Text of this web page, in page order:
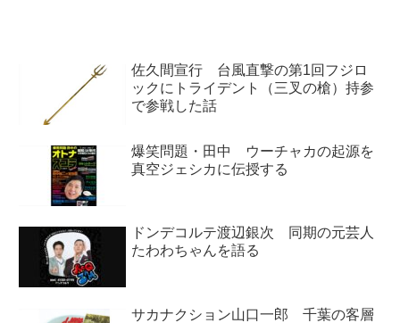
佐久間宣行 台風直撃の第1回フジロ
ックにトライデント（三叉の槍）持参
で参戦した話
爆笑問題・田中 ウーチャカの起源を
真空ジェシカに伝授する
ドンデコルテ渡辺銀次 同期の元芸人
たわわちゃんを語る
サカナクション山口一郎 千葉の客層